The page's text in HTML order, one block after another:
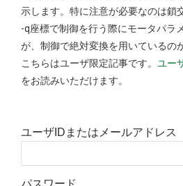
示します。特に注意が必要なのは鎖
-q座標で制御を行う際にモータパラ
が、制御で絶対変換を用いているの
こちらはユーザ限定記事です。 ユー
をお読みいただけます。
ユーザIDまたはメールアドレス
パスワード